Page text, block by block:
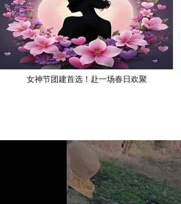
女神节团建首选！赴一场春日欢聚